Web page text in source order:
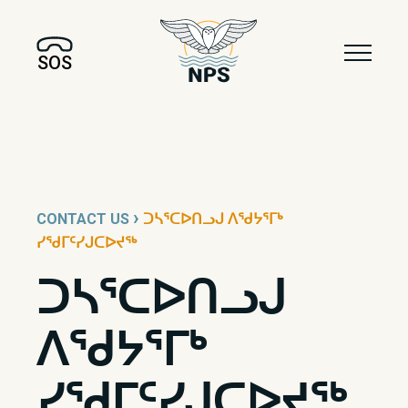
SOS
CONTACT US › ᑐᓴᕐᑕᐅᑎᓗᒍ ᐱᖁᔭᕐᒥᒃ
ᓯᖁᒥᑦᓯᒍᑕᐅᔪᖅ
ᑐᓴᕐᑕᐅᑎᓗᒍ
ᐱᖁᔭᕐᒥᒃ